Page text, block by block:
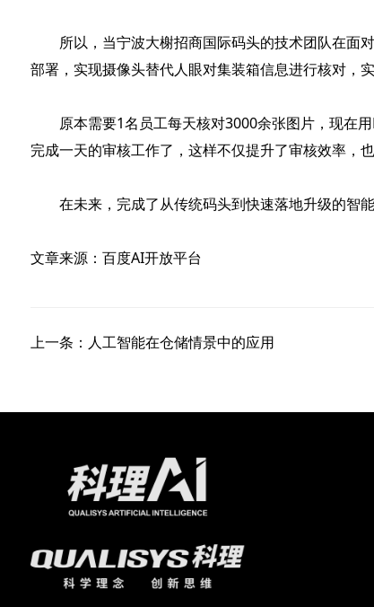
所以，当宁波大榭招商国际码头的技术团队在面对
部署，实现摄像头替代人眼对集装箱信息进行核对，
原本需要1名员工每天核对3000余张图片，现在用
完成一天的审核工作了，这样不仅提升了审核效率，
在未来，完成了从传统码头到快速落地升级的智能
文章来源：百度AI开放平台
上一条：人工智能在仓储情景中的应用